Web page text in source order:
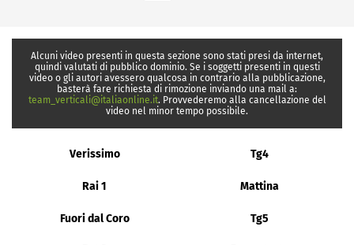
Alcuni video presenti in questa sezione sono stati presi da internet,
quindi valutati di pubblico dominio. Se i soggetti presenti in questi
video o gli autori avessero qualcosa in contrario alla pubblicazione,
basterà fare richiesta di rimozione inviando una mail a:
team_verticali@italiaonline.it. Provvederemo alla cancellazione del
video nel minor tempo possibile.
Verissimo Tg4
Rai 1 Mattina
Fuori dal Coro Tg5